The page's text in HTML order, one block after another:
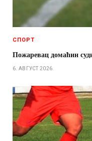
СПОРТ
Пожаревац домаћин
6. АВГУСТ 2026.